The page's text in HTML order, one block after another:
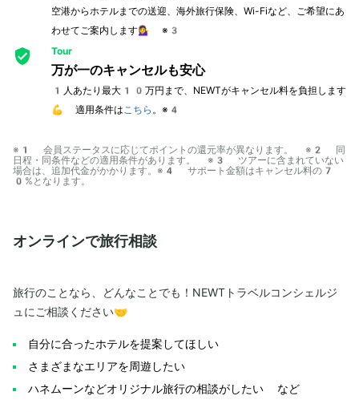
空港からホテルまでの送迎、海外旅行保険、Wi-Fiなど、ご希望にあ
わせてご案内します💁‍♀️ ※3
Tour
万が一のキャンセルも安心
1人あたり最大10万円まで、NEWTがキャンセル料を負担します
💪 適用条件はこちら 。※4
※1 会員ステータスに応じてポイントの還元率が異なります。 ※2 同
日程・同条件などの適用条件があります。 ※3 ツアーに含まれていない
場合は、追加代金がかかります。※4 サポート金額はキャンセル料の7
0%となります。
オンラインで旅行相談
旅行のことなら、どんなことでも！NEWTトラベルコンシェルジ
ュにご相談ください🤝
自分に合ったホテルを提案してほしい
さまざまなエリアを周遊したい
ハネムーンなどオリジナル旅行の相談がしたい など